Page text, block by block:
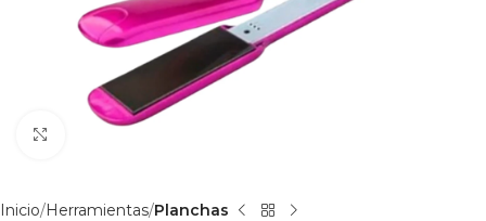
Inicio Herramientas Planchas